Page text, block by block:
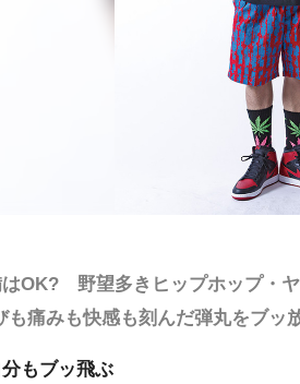
はOK? 野望多きヒップホップ・
痛みも快感も刻んだ弾丸をブッ
もブッ飛ぶ